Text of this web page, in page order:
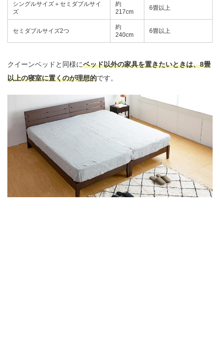
シングルサイズ＋セミダブルサイ
ズ
約
217cm
6畳以上
セミダブルサイズ2つ
約
240cm
6畳以上
クイーンベッドと同様にベッド以外の家具を置きたいときは、8畳
以上の寝室に置くのが理想的です。